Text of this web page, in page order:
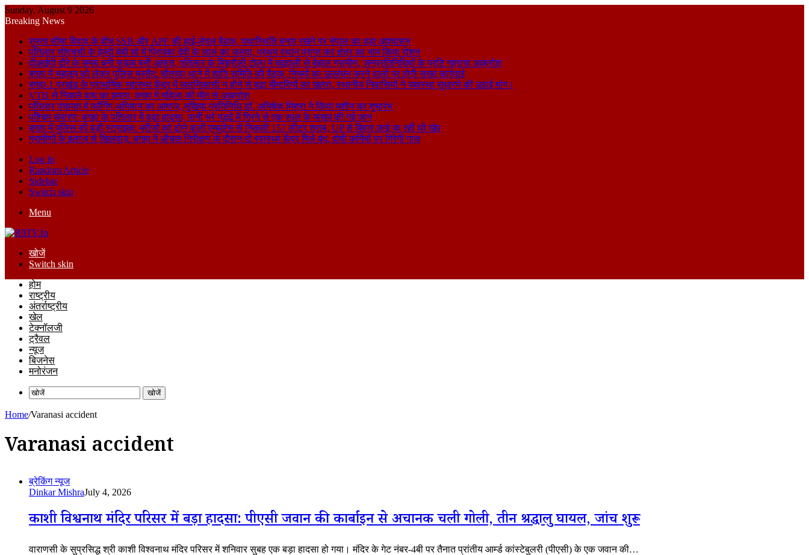
Sunday, August 9 2026
Breaking News
सुस्ता सीमा विवाद के बीच SSB और APF की हाई-लेवल बैठक, यथास्थिति बनाए रखने पर नेपाल का बड़ा आश्वासन
पतिलार सीएचसी के हेल्दी बेबी शो में प्रियंका देवी के लाल का जलवा, प्रथम स्थान प्राप्त कर क्षेत्र का नाम किया रोशन
वीआईपी दौरे के समय बनी सड़क बनी आफत, पतिलार के मिश्रौली टोला में बदहाली से बेहाल ग्रामीण, जनप्रतिनिधियों के प्रति गहराया आक्रोश
बगहा में चहलूम को लेकर पुलिस मुस्तैद: चौतरवा थाने में शांति समिति की बैठक, नियमों का उल्लंघन करने वालों पर होगी सख्त कार्रवाई
बगहा-1 प्रखंड के प्राथमिक स्वास्थ्य केंद्र में जलनिकासी न होने से बढ़ा बीमारियों का खतरा, स्थानीय निवासियों ने व्यवस्था सुधारने की उठाई मांग।
VTR से निकले बाघ का हमला, बगहा में महिला की मौत से आक्रोश
पतिलार पंचायत में फॉगिंग अभियान का आगाज, मुखिया प्रतिनिधि डॉ. अभिषेक मिश्रा ने किया मशीन का शुभारंभ
पश्चिम चंपारण: बगहा के पतिलार में बड़ा हादसा, पानी भरे गड्ढे में गिरने से एक साल के मासूम की गई जान
बगहा में पुलिस की बड़ी स्ट्राइक: मरीजों को ढोने वाली एम्बुलेंस से निकली 157 लीटर शराब, UP से बिहार लाई जा रही थी खेप
ग्रामीणों के इलाज से खिलवाड़: बगहा में औचक निरीक्षण के दौरान दो स्वास्थ्य केंद्र मिले बंद, दोषी कर्मियों पर गिरेगी गाज
Log In
Random Article
Sidebar
Switch skin
Menu
खोजें
Switch skin
होम
राष्ट्रीय
अंतर्राष्ट्रीय
खेल
टेक्नॉलजी
ट्रैवल
न्यूज
बिजनेस
मनोरंजन
खोजें
Home/Varanasi accident
Varanasi accident
ब्रेकिंग न्यूज
Dinkar MishraJuly 4, 2026
काशी विश्वनाथ मंदिर परिसर में बड़ा हादसा: पीएसी जवान की कार्बाइन से अचानक चली गोली, तीन श्रद्धालु घायल, जांच शुरू
वाराणसी के सुप्रसिद्ध श्री काशी विश्वनाथ मंदिर परिसर में शनिवार सुबह एक बड़ा हादसा हो गया। मंदिर के गेट नंबर-4बी पर तैनात प्रांतीय आर्म्ड कांस्टेबुलरी (पीएसी) के एक जवान की…